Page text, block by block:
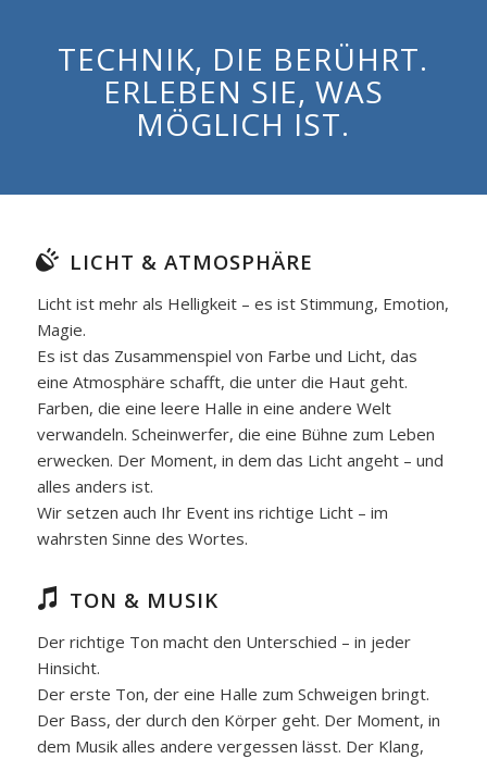
TECHNIK, DIE BERÜHRT.
ERLEBEN SIE, WAS
MÖGLICH IST.
LICHT & ATMOSPHÄRE
Licht ist mehr als Helligkeit – es ist Stimmung, Emotion,
Magie.
Es ist das Zusammenspiel von Farbe und Licht, das
eine Atmosphäre schafft, die unter die Haut geht.
Farben, die eine leere Halle in eine andere Welt
verwandeln. Scheinwerfer, die eine Bühne zum Leben
erwecken. Der Moment, in dem das Licht angeht – und
alles anders ist.
Wir setzen auch Ihr Event ins richtige Licht – im
wahrsten Sinne des Wortes.
TON & MUSIK
Der richtige Ton macht den Unterschied – in jeder
Hinsicht.
Der erste Ton, der eine Halle zum Schweigen bringt.
Der Bass, der durch den Körper geht. Der Moment, in
dem Musik alles andere vergessen lässt. Der Klang,